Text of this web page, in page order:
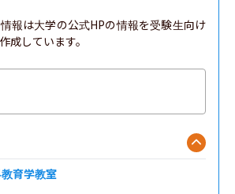
報は大学の公式HPの情報を受験生向け
成しています。
育学教室